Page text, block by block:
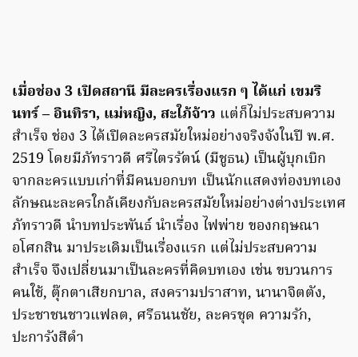
เมื่อช่อง 3 เปิดสถานี มีละครเรื่องแรก ๆ ได้แก่ เขมริ
นทร์ – อินทิรา, แม่หญิง, สะใภ้จ้าว แต่ก็ไม่ประสบความ
สำเร็จ ช่อง 3 ได้เปิดละครสมัยใหม่อย่างจริงจังในปี พ.ศ.
2519 โดยมีภัทราวดี ศรีไตรรัตน์ (มีชูธน) เป็นผู้บุกเบิก
จากละครแบบเก่าที่มีคนบอกบท เป็นนักแสดงท่องบทเอง
ลักษณะละครใกล้เคียงกับละครสมัยใหม่อย่างต่างประเทศ
ภัทราวดี นำบทประพันธ์ นำเรื่อง ไฟพ่าย ของกฤษณา
อโศกสิน มาประเดิมเป็นเรื่องแรก แต่ไม่ประสบความ
สำเร็จ จึงเปลี่ยนมาเป็นละครที่คิดบทเอง เช่น ขบวนการ
คนใช้, ตุ๊กตาเสียกบาล, สงครามปราสาท, นานาจิตตัง,
ประชาชนชาวแฟลต, ศรีธนนชัย, ละครชุด ความรัก,
ปะการังสีดำ